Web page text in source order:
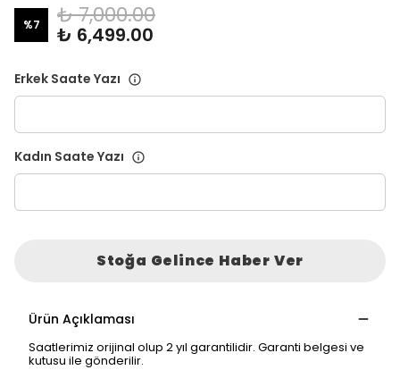
%7 ₺ 7,000.00
₺ 6,499.00
Erkek Saate Yazı
Kadın Saate Yazı
Stoğa Gelince Haber Ver
Ürün Açıklaması
Saatlerimiz orijinal olup 2 yıl garantilidir. Garanti belgesi ve
kutusu ile gönderilir.